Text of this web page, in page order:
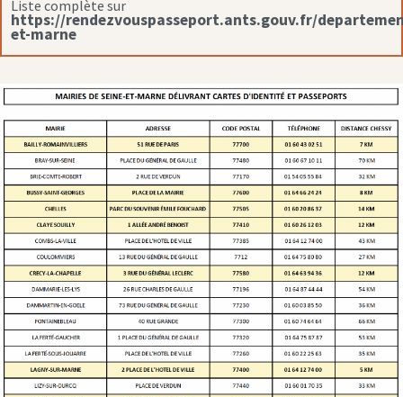
Liste complète sur
https://rendezvouspasseport.ants.gouv.fr/
et-marne